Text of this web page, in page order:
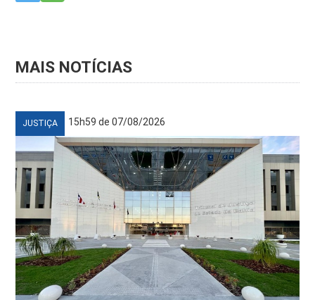
MAIS NOTÍCIAS
JUSTIÇA 15h59 de 07/08/2026